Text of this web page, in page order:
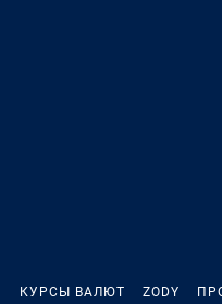
КУРСЫ ВАЛЮТ ZODY